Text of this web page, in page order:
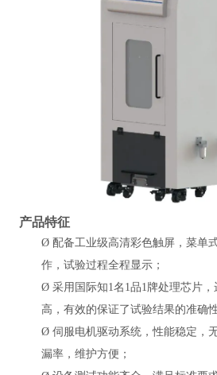
产品特征
Ø 配备工业级高清彩色触屏，菜单
作，试验过程全程显示；
Ø 采用国际知1名1品1牌处理芯片
高，有效的保证了试验结果的准确性
Ø 伺服电机驱动系统，性能稳定，
漏率，维护方便；